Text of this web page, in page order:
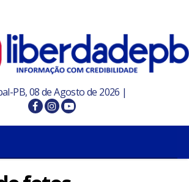
PB, 08 de Agosto de 2026 |